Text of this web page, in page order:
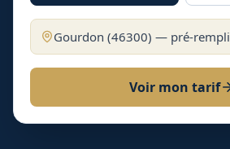
Gourdon (46300) — pré-rempli
Voir mon tarif